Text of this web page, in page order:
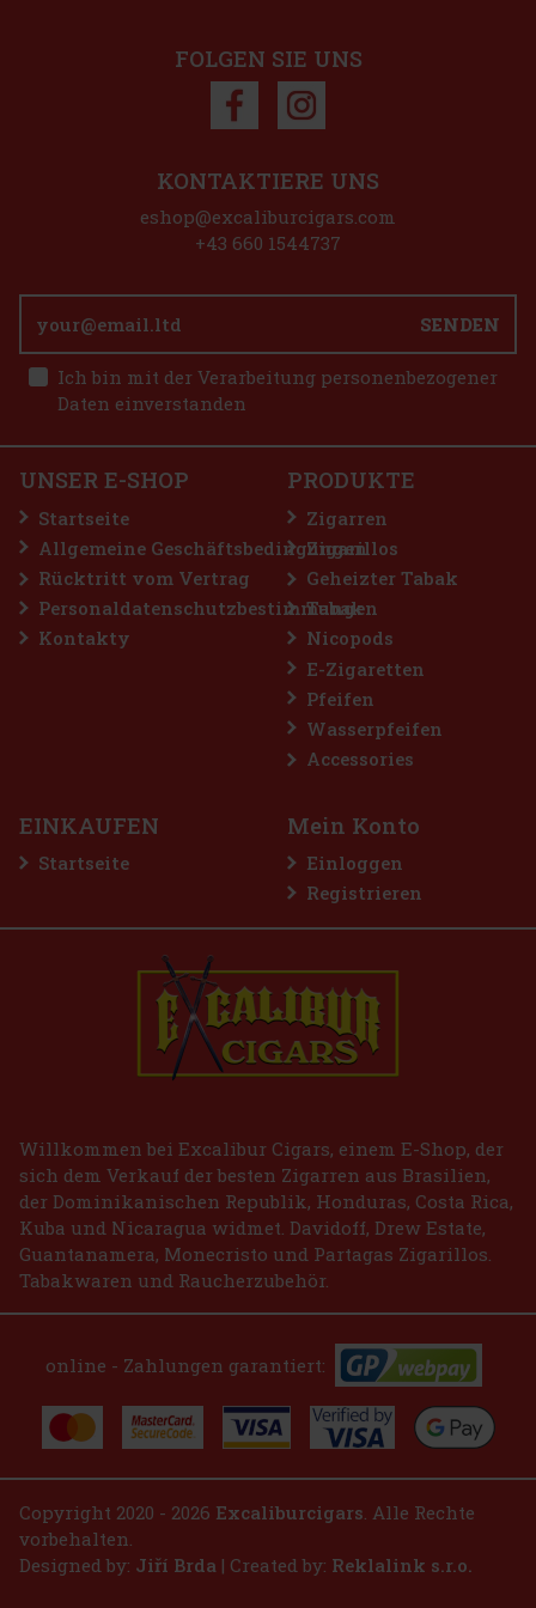
Sixto I - Hexagono A/T 1/10
Bestellen
Rabatt: 50%
Aktion
PRO - Onyx
2.99 €
Bestellen
Rabatt: 50%
Aktion
2.99 €
FOLGEN SIE UNS
SENDEN
Ich bin mit der Verarbeitung personenbezogener
Daten einverstanden
KONTAKTIERE UNS
eshop@excaliburcigars.com
+43 660 1544737
UNSER E-SHOP
Startseite
Allgemeine Geschäftsbedingungen
Rücktritt vom Vertrag
Personaldatenschutzbestimmungen
Kontakty
PRODUKTE
Zigarren
Zigarillos
Geheizter Tabak
Tabak
Nicopods
E-Zigaretten
Pfeifen
Wasserpfeifen
Accessories
EINKAUFEN
Startseite
Mein Konto
Einloggen
Registrieren
Willkommen bei Excalibur Cigars, einem E-Shop, der
sich dem Verkauf der besten Zigarren aus Brasilien,
der Dominikanischen Republik, Honduras, Costa Rica,
Kuba und Nicaragua widmet. Davidoff, Drew Estate,
Guantanamera, Monecristo und Partagas Zigarillos.
Tabakwaren und Raucherzubehör.
online - Zahlungen garantiert:
Copyright 2020 - 2026 Excaliburcigars. Alle Rechte
vorbehalten.
Designed by: Jiří Brda | Created by: Reklalink s.r.o.